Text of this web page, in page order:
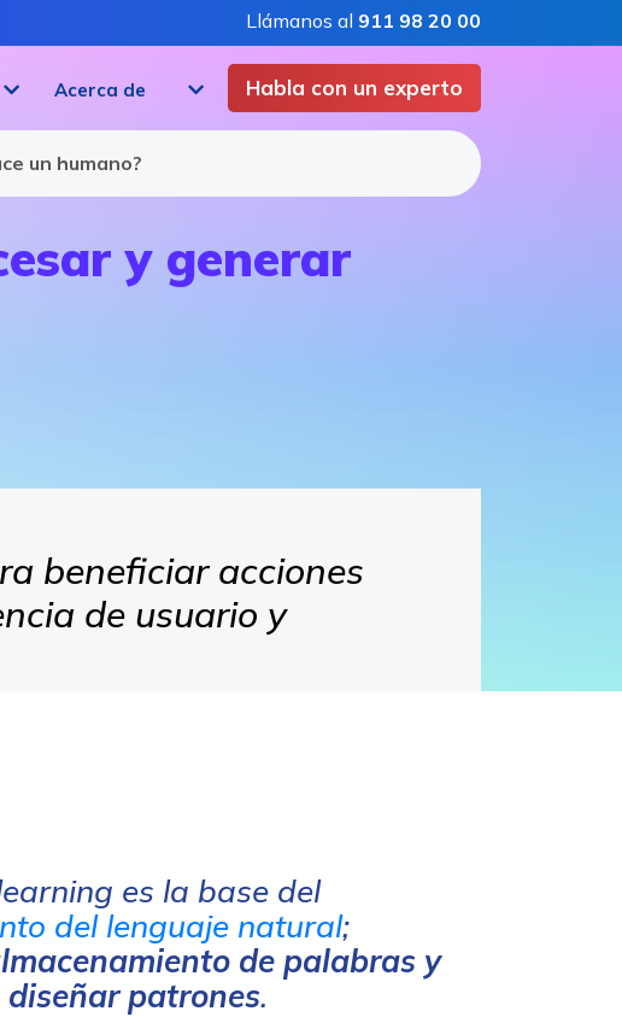
Llámanos al 911 98 20 00
Habla con un experto
Acerca de
un humano?
y generar
beneficiar acciones
de usuario y
es la base del
del lenguaje natural;
de palabras y
patrones.